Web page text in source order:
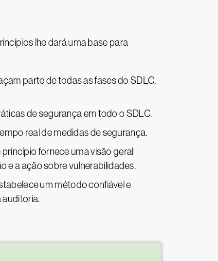
lhe dará uma base para
parte de todas as fases do SDLC,
de segurança em todo o SDLC.
real de medidas de segurança.
princípio fornece uma visão geral
e a ação sobre vulnerabilidades.
um método confiável e
auditoria.